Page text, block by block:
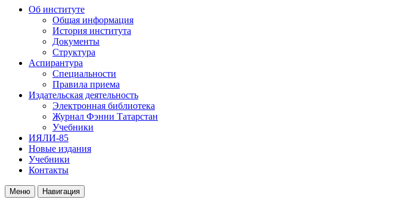
Об институте
Общая информация
История института
Документы
Структура
Аспирантура
Специальности
Правила приема
Издательская деятельность
Электронная библиотека
Журнал Фэнни Татарстан
Учебники
ИЯЛИ-85
Новые издания
Учебники
Контакты
Меню Навигация